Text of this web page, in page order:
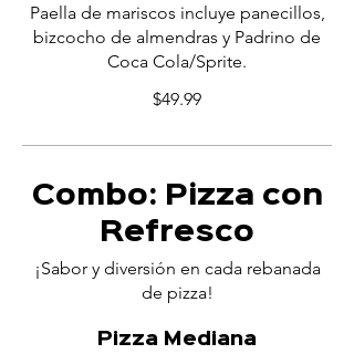
Paella de mariscos incluye panecillos,
bizcocho de almendras y Padrino de
Coca Cola/Sprite.
$49.99
Combo: Pizza con
Refresco
¡Sabor y diversión en cada rebanada
de pizza!
Pizza Mediana